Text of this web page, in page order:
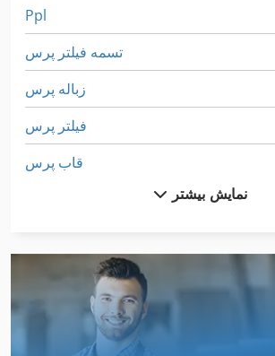
Ppl
تسمه فيلتر پرس
زباله پرس
فیلتر پرس
قاب پرس
قاب پرس های هیدرولیک
پاره پاره کننده
نمایش بیشتر